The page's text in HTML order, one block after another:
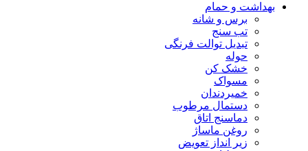
بهداشت و حمام
برس و شانه
تب سنج
تبدیل توالت فرنگی
حوله
خشک کن
مسواک
خمیردندان
دستمال مرطوب
دماسنج اتاق
روغن ماساژ
زیر انداز تعویض